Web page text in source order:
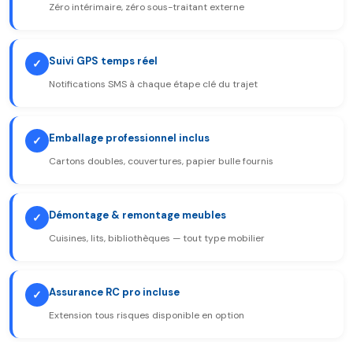
Zéro intérimaire, zéro sous-traitant externe
✓ Suivi GPS temps réel
Notifications SMS à chaque étape clé du trajet
✓ Emballage professionnel inclus
Cartons doubles, couvertures, papier bulle fournis
✓ Démontage & remontage meubles
Cuisines, lits, bibliothèques — tout type mobilier
✓ Assurance RC pro incluse
Extension tous risques disponible en option